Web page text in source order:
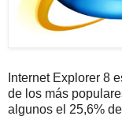
Internet Explorer 8
de los más
algunos el 25,6%